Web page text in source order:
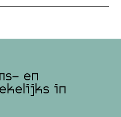
en
in